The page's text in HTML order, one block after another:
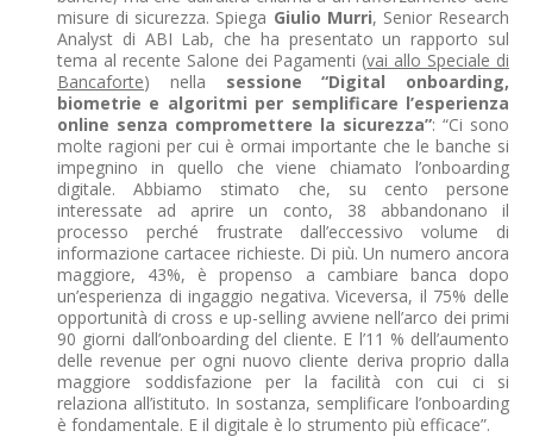
misure di sicurezza. Spiega Giulio Murri, Senior Research
Analyst di ABI Lab, che ha presentato un rapporto sul
tema al recente Salone dei Pagamenti (vai allo Speciale di
Bancaforte) nella sessione “Digital onboarding,
biometrie e algoritmi per semplificare l’esperienza
online senza compromettere la sicurezza”: “Ci sono
molte ragioni per cui è ormai importante che le banche si
impegnino in quello che viene chiamato l’onboarding
digitale. Abbiamo stimato che, su cento persone
interessate ad aprire un conto, 38 abbandonano il
processo perché frustrate dall’eccessivo volume di
informazione cartacee richieste. Di più. Un numero ancora
maggiore, 43%, è propenso a cambiare banca dopo
un’esperienza di ingaggio negativa. Viceversa, il 75% delle
opportunità di cross e up-selling avviene nell’arco dei primi
90 giorni dall’onboarding del cliente. E l’11 % dell’aumento
delle revenue per ogni nuovo cliente deriva proprio dalla
maggiore soddisfazione per la facilità con cui ci si
relaziona all’istituto. In sostanza, semplificare l’onboarding
è fondamentale. E il digitale è lo strumento più efficace”.